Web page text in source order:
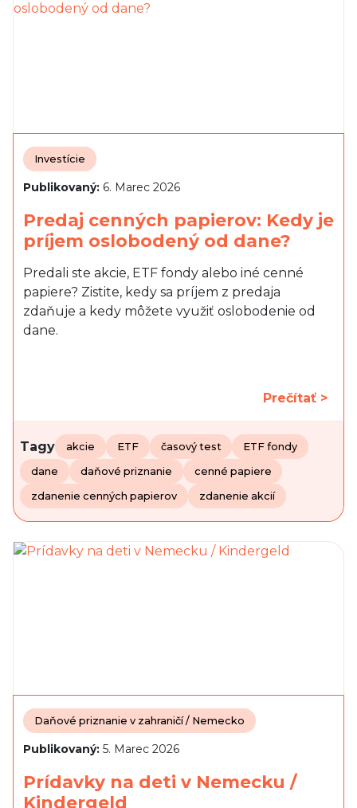
Investície
Publikovaný: 6. Marec 2026
Predaj cenných papierov: Kedy je
príjem oslobodený od dane?
Predali ste akcie, ETF fondy alebo iné cenné
papiere? Zistite, kedy sa príjem z predaja
zdaňuje a kedy môžete využiť oslobodenie od
dane.
Prečítať >
Tagy akcie ETF časový test ETF fondy
dane daňové priznanie cenné papiere
zdanenie cenných papierov zdanenie akcií
Daňové priznanie v zahraničí / Nemecko
Publikovaný: 5. Marec 2026
Prídavky na deti v Nemecku /
Kindergeld